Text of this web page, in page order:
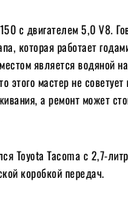
с двигателем 5,0 V8.
которая работает
является водяной
этого мастер не
а ремонт может
Toyota Tacoma с 2,7-
коробкой передач.